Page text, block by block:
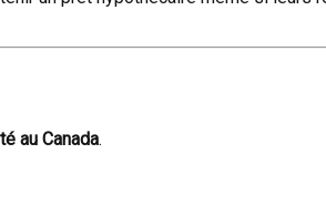
au Canada.